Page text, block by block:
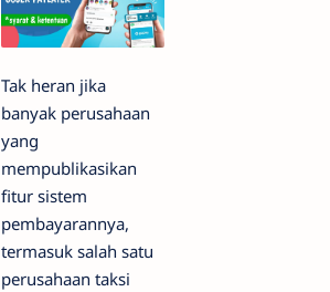
Tak heran jika
banyak perusahaan
yang
mempublikasikan
fitur sistem
pembayarannya,
termasuk salah satu
perusahaan taksi